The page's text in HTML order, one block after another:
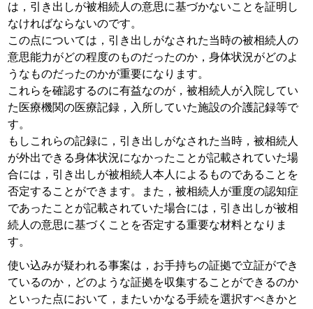
は，引き出しが被相続人の意思に基づかないことを証明し
なければならないのです。
この点については，引き出しがなされた当時の被相続人の
意思能力がどの程度のものだったのか，身体状況がどのよ
うなものだったのかが重要になります。
これらを確認するのに有益なのが，被相続人が入院してい
た医療機関の医療記録，入所していた施設の介護記録等で
す。
もしこれらの記録に，引き出しがなされた当時，被相続人
が外出できる身体状況になかったことが記載されていた場
合には，引き出しが被相続人本人によるものであることを
否定することができます。また，被相続人が重度の認知症
であったことが記載されていた場合には，引き出しが被相
続人の意思に基づくことを否定する重要な材料となりま
す。
使い込みが疑われる事案は，お手持ちの証拠で立証ができ
ているのか，どのような証拠を収集することができるのか
といった点において，またいかなる手続を選択すべきかと